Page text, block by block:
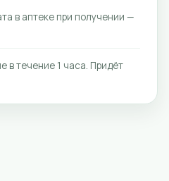
в аптеке при получении —
в течение 1 часа. Придёт